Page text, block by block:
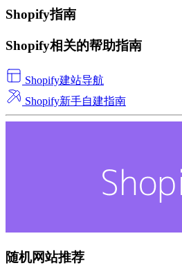
Shopify指南
Shopify相关的帮助指南
Shopify建站导航
Shopify新手自建指南
随机网站推荐